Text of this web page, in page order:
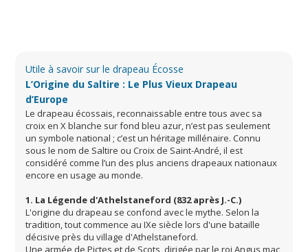
Utile à savoir sur le drapeau Écosse
L’Origine du Saltire : Le Plus Vieux Drapeau
d’Europe
Le drapeau écossais, reconnaissable entre tous avec sa
croix en X blanche sur fond bleu azur, n’est pas seulement
un symbole national ; c’est un héritage millénaire. Connu
sous le nom de Saltire ou Croix de Saint-André, il est
considéré comme l’un des plus anciens drapeaux nationaux
encore en usage au monde.
1. La Légende d'Athelstaneford (832 après J.-C.)
L'origine du drapeau se confond avec le mythe. Selon la
tradition, tout commence au IXe siècle lors d'une bataille
décisive près du village d'Athelstaneford.
Une armée de Pictes et de Scots, dirigée par le roi Angus mac